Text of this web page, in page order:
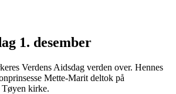
1. desember
Verdens Aidsdag verden over. Hennes
Mette-Marit deltok på
Tøyen kirke.